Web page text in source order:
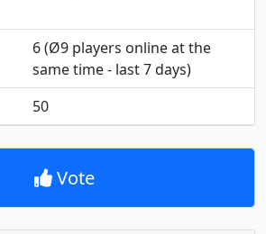
6(Ø9 players online at the
same time - last 7 days)
50
Vote